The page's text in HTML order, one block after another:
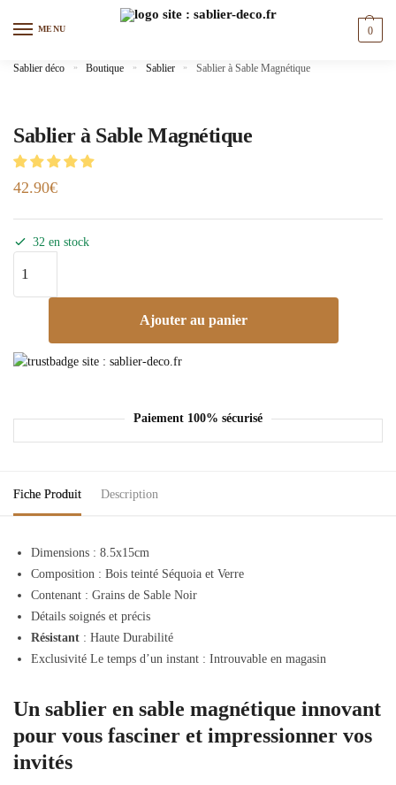
MENU 0
Sablier déco » Boutique » Sablier » Sablier à Sable Magnétique
Sablier à Sable Magnétique
42.90€
32 en stock
Ajouter au panier
Paiement 100% sécurisé
Fiche Produit Description
Dimensions : 8.5x15cm
Composition : Bois teinté Séquoia et Verre
Contenant : Grains de Sable Noir
Détails soignés et précis
Résistant : Haute Durabilité
Exclusivité Le temps d’un instant : Introuvable en magasin
Un sablier en sable magnétique innovant
pour vous fasciner et impressionner vos
invités